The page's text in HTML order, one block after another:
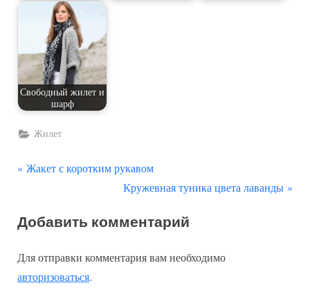
Свободный жилет и
шарф
Жилет
Навигация
записям
П
д
д
у
Жакет с коротким рукавом
С
е
у
Кружевная туника цвета лаванды
Добавить комментарий
Для отправки комментария вам необходимо
авторизоваться.